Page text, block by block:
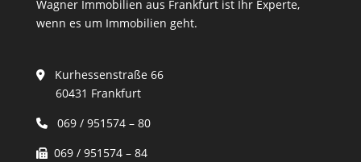
Wagner Immobilien aus Frankfurt ist Ihr Experte,
wenn es um Immobilien geht.
Kurhessenstraße 66
60431 Frankfurt
069 / 951574 – 80
069 / 951574 – 84